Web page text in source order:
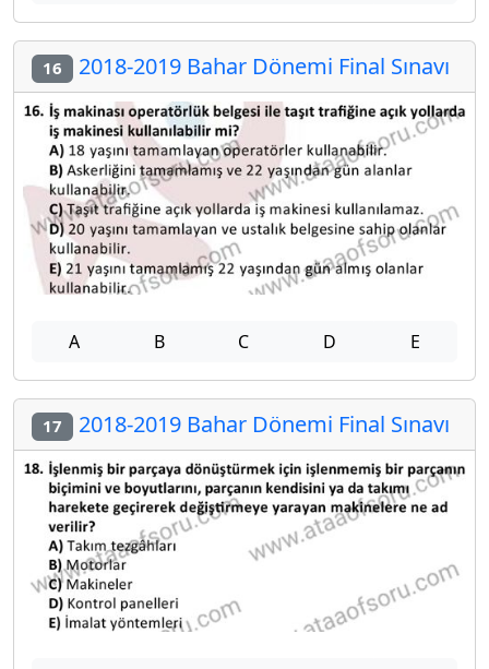
16 2018-2019 Bahar Dönemi Final Sınavı
A B C D E
17 2018-2019 Bahar Dönemi Final Sınavı